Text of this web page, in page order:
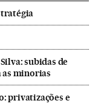
subidas de
as minorias
privatizações e